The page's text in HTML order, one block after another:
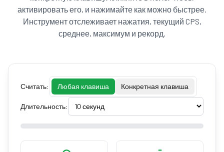
активировать его, и нажимайте как можно быстрее.
Инструмент отслеживает нажатия, текущий CPS,
среднее, максимум и рекорд.
Считать: Любая клавиша Конкретная клавиша
Длительность: